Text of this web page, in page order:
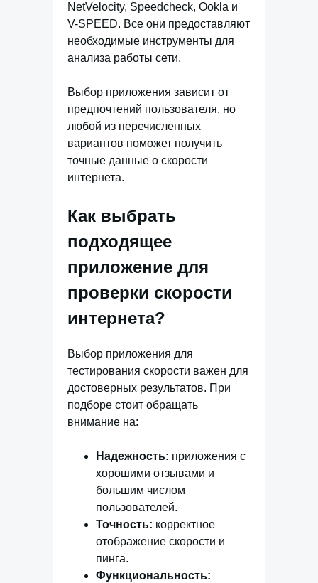
NetVelocity, Speedcheck, Ookla и
V-SPEED. Все они предоставляют
необходимые инструменты для
анализа работы сети.
Выбор приложения зависит от
предпочтений пользователя, но
любой из перечисленных
вариантов поможет получить
точные данные о скорости
интернета.
Как выбрать
подходящее
приложение для
проверки скорости
интернета?
Выбор приложения для
тестирования скорости важен для
достоверных результатов. При
подборе стоит обращать
внимание на:
Надежность: приложения с
хорошими отзывами и
большим числом
пользователей.
Точность: корректное
отображение скорости и
пинга.
Функциональность: